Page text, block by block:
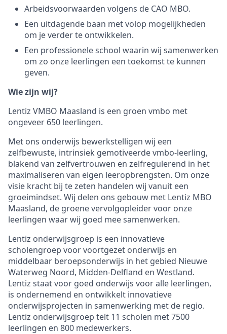
Arbeidsvoorwaarden volgens de CAO MBO.
Een uitdagende baan met volop mogelijkheden
om je verder te ontwikkelen.
Een professionele school waarin wij samenwerken
om zo onze leerlingen een toekomst te kunnen
geven.
Wie zijn wij?
Lentiz VMBO Maasland is een groen vmbo met
ongeveer 650 leerlingen.
Met ons onderwijs bewerkstelligen wij een
zelfbewuste, intrinsiek gemotiveerde vmbo-leerling,
blakend van zelfvertrouwen en zelfregulerend in het
maximaliseren van eigen leeropbrengsten. Om onze
visie kracht bij te zeten handelen wij vanuit een
groeimindset. Wij delen ons gebouw met Lentiz MBO
Maasland, de groene vervolgopleider voor onze
leerlingen waar wij goed mee samenwerken.
Lentiz onderwijsgroep is een innovatieve
scholengroep voor voortgezet onderwijs en
middelbaar beroepsonderwijs in het gebied Nieuwe
Waterweg Noord, Midden-Delfland en Westland.
Lentiz staat voor goed onderwijs voor alle leerlingen,
is ondernemend en ontwikkelt innovatieve
onderwijsprojecten in samenwerking met de regio.
Lentiz onderwijsgroep telt 11 scholen met 7500
leerlingen en 800 medewerkers.